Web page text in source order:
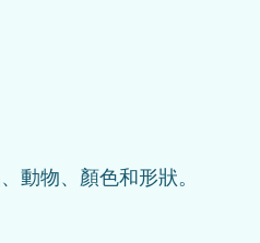
動物、顏色和形狀。